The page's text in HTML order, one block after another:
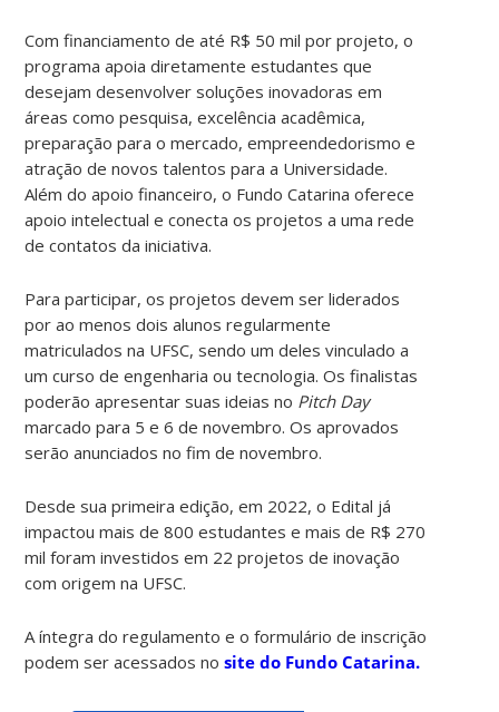
Com financiamento de até R$ 50 mil por projeto, o
programa apoia diretamente estudantes que
desejam desenvolver soluções inovadoras em
áreas como pesquisa, excelência acadêmica,
preparação para o mercado, empreendedorismo e
atração de novos talentos para a Universidade.
Além do apoio financeiro, o Fundo Catarina oferece
apoio intelectual e conecta os projetos a uma rede
de contatos da iniciativa.
Para participar, os projetos devem ser liderados
por ao menos dois alunos regularmente
matriculados na UFSC, sendo um deles vinculado a
um curso de engenharia ou tecnologia. Os finalistas
poderão apresentar suas ideias no Pitch Day
marcado para 5 e 6 de novembro. Os aprovados
serão anunciados no fim de novembro.
Desde sua primeira edição, em 2022, o Edital já
impactou mais de 800 estudantes e mais de R$ 270
mil foram investidos em 22 projetos de inovação
com origem na UFSC.
A íntegra do regulamento e o formulário de inscrição
podem ser acessados nosite do Fundo Catarina.